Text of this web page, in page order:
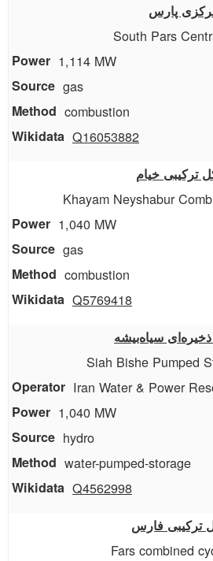
پارس
South Pars
1,114 MW
gas
combustion
Q16053882
ترکیبی خیام
Khayam Neyshabur
1,040 MW
gas
combustion
Q5769418
ذخیره‌ای سیاه‌بیشه
Siah Bishe Pumped
Iran Water & Power
1,040 MW
hydro
water-pumped-storage
Q4562998
ترکیبی فارس
Fars combined